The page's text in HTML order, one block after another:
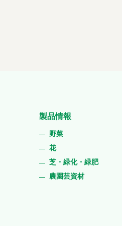
製品情報
野菜
花
芝・緑化・緑肥
農園芸資材